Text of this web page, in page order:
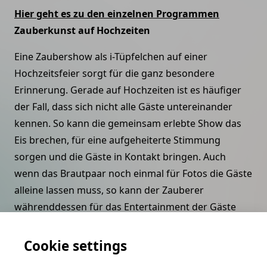
Hier geht es zu den einzelnen Programmen
Zauberkunst auf Hochzeiten
Eine Zaubershow als i-Tüpfelchen auf einer
Hochzeitsfeier sorgt für die ganz besondere
Erinnerung. Gerade auf Hochzeiten ist es häufiger
der Fall, dass sich nicht alle Gäste untereinander
kennen. So kann die gemeinsam erlebte Show das
Eis brechen, für eine aufgeheiterte Stimmung
sorgen und die Gäste in Kontakt bringen. Auch
wenn das Brautpaar noch einmal für Fotos die Gäste
alleine lassen muss, so kann der Zauberer
währenddessen für das Entertainment der Gäste
Hier geht es zu den einzelnen Programmen
Cookie settings